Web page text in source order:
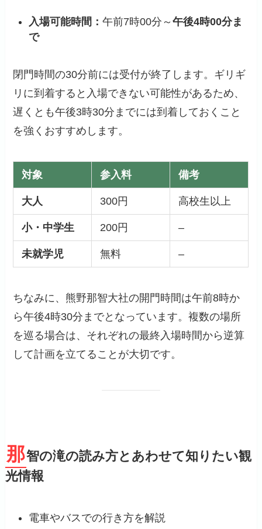
入場可能時間：午前7時00分～午後4時00分ま
で
閉門時間の30分前には受付が終了します。ギリギ
リに到着すると入場できない可能性があるため、
遅くとも午後3時30分までには到着しておくこと
を強くおすすめします。
対象 参入料 備考
大人 300円 高校生以上
小・中学生 200円 –
未就学児 無料 –
ちなみに、熊野那智大社の開門時間は午前8時か
ら午後4時30分までとなっています。複数の場所
を巡る場合は、それぞれの最終入場時間から逆算
して計画を立てることが大切です。
那智の滝の読み方とあわせて知りたい観
光情報
電車やバスでの行き方を解説